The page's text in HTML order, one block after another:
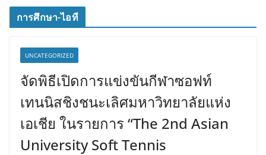
การศึกษา-ไอที
UNCATEGORIZED
จัดพิธีเปิดการแข่งขันกีฬาซอฟท์
เทนนิสชิงชนะเลิศมหาวิทยาลัยแห่ง
เอเชีย ในรายการ “The 2nd Asian
University Soft Tennis